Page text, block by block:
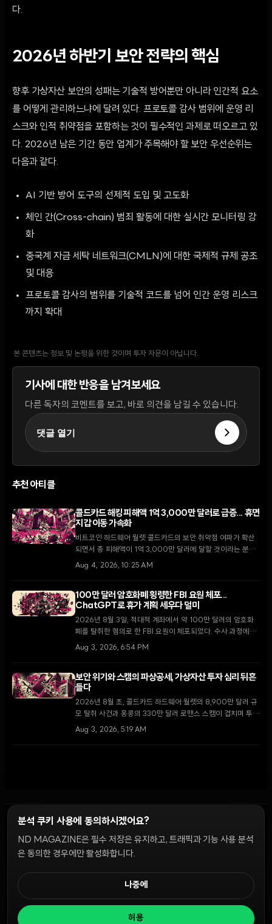
다.
2026년 하반기 보안 전략의 핵심
향후 가상자산 보안의 성패는 기술적 방어뿐만 아니라 인간적 요소
를 어떻게 관리하느냐에 달려 있다. 프로토콜 감사 범위에 운영 리
스크와 인적 취약점을 포함하는 것이 필수적인 과제로 떠오르고 있
다. 2026년 남은 기간 동안 업계가 주목해야 할 보안 우선순위는
다음과 같다.
AI 기반 방어 도구의 선제적 도입 및 고도화
체인 간(Cross-chain) 범죄 활동에 대한 실시간 모니터링 강
화
중국계 자금 세탁 네트워크(CMLN)에 대한 국제적 규제 공조
및 대응
프로토콜 감사의 범위를 기술적 코드를 넘어 인간 운영 리스크
까지 확대
본 콘텐츠는 정보 및 논평을 위한 것이며 투자 자문이 아닙니다.
기사에 대한 반응을 남겨보세요
다른 독자의 코멘트를 보고, 바로 의견을 남길 수 있습니다.
댓글 열기
추천 아티클
콜드카드 해킹 피해액 1억 3,000만 달러로 급증... 휴면
지갑 이동 가속화
비트코인 하드웨어 월렛 콜드카드의 보안 취약점 여파가 확산
되면서 총 피해액이 1억 3,000만 달러에 달할 것이라는 분석
이 나왔다. 2021년 펌웨어 결함에서 비롯된 이번 사태로 10년
Aug 4, 2026, 10:25 AM
100만 달러 암호화폐 횡령한 FBI 요원 체포...
ChatGPT로 휴가 계획 세우다 덜미
2026년 8월 3일, 적대적 계좌에서 약 100만 달러의 암호화
폐를 탈취한 혐의로 한 FBI 요원이 체포되었다. 수사 과정에서
해당 요원이 횡령 자금을 사용하기 위해 ChatGPT로 여행 일
Aug 3, 2026, 6:54 PM
보안 위기와 스캠의 파상공세, 가상자산 투자 심리 뒤흔
들다
2026년 8월 초, 콜드카드 하드웨어 월렛의 8,900만 달러 규
모 탈취 사건과 홍콩의 330만 달러 로맨스 스캠이 겹치며 투자
자들이 자가 수탁 대신 중앙화 거래소로 회귀하는 이례적인 현
Aug 3, 2026, 5:19 AM
윤리 원칙 Discord 봇캠페인 가이드커뮤니티 랭킹
쿠키 설정
분석 쿠키 사용에 동의하시겠어요?
ND MAGAZINE은 필수 저장은 유지하고, 트래픽과 기능 사용 분석
은 동의한 경우에만 활성화합니다.
나중에
허용